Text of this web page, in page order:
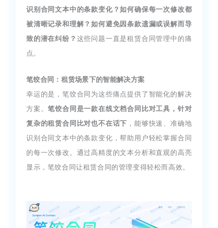
识别合同文本中的条款变化？如何确保每一次修改都
被清晰记录和理解？如何避免因条款遗漏或误解而导
致的潜在纠纷？ 这些问题一直是租赁合同管理中的痛
点。
笔饺合同：租赁场景下的智能解决方案
幸运的是，笔饺合同为这些痛点提供了智能化的解决
方案。笔饺合同是一款在线文档合同比对工具，针对
复杂的租赁合同比对也不在话下 ，能够快速、准确地
识别合同文本中的条款变化，帮助用户轻松掌握合同
的每一次修改。通过高精度的文本分析和直观的高亮
显示，笔饺合同让租赁合同的管理变得轻松而高效。